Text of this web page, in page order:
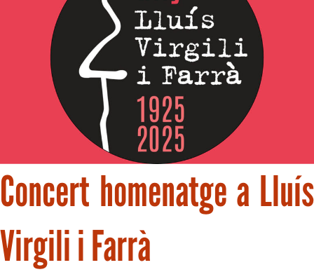
Concert homenatge a Lluís
Virgili i Farrà